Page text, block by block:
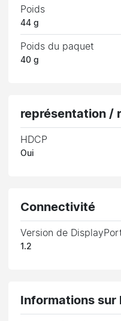
Poids
44 g
Poids du paquet
40 g
représentation /
HDCP
Oui
Connectivité
Version de
1.2
Informations sur